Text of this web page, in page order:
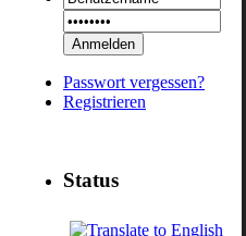
Passwort vergessen?
Registrieren
Status